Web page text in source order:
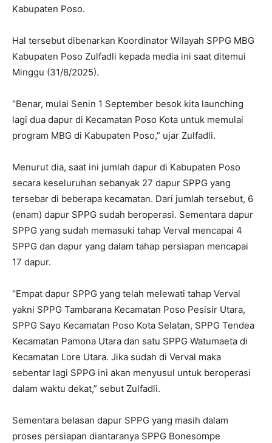
Kabupaten Poso.
Hal tersebut dibenarkan Koordinator Wilayah SPPG MBG
Kabupaten Poso Zulfadli kepada media ini saat ditemui
Minggu (31/8/2025).
“Benar, mulai Senin 1 September besok kita launching
lagi dua dapur di Kecamatan Poso Kota untuk memulai
program MBG di Kabupaten Poso,” ujar Zulfadli.
Menurut dia, saat ini jumlah dapur di Kabupaten Poso
secara keseluruhan sebanyak 27 dapur SPPG yang
tersebar di beberapa kecamatan. Dari jumlah tersebut, 6
(enam) dapur SPPG sudah beroperasi. Sementara dapur
SPPG yang sudah memasuki tahap Verval mencapai 4
SPPG dan dapur yang dalam tahap persiapan mencapai
17 dapur.
“Empat dapur SPPG yang telah melewati tahap Verval
yakni SPPG Tambarana Kecamatan Poso Pesisir Utara,
SPPG Sayo Kecamatan Poso Kota Selatan, SPPG Tendea
Kecamatan Pamona Utara dan satu SPPG Watumaeta di
Kecamatan Lore Utara. Jika sudah di Verval maka
sebentar lagi SPPG ini akan menyusul untuk beroperasi
dalam waktu dekat,” sebut Zulfadli.
Sementara belasan dapur SPPG yang masih dalam
proses persiapan diantaranya SPPG Bonesompe